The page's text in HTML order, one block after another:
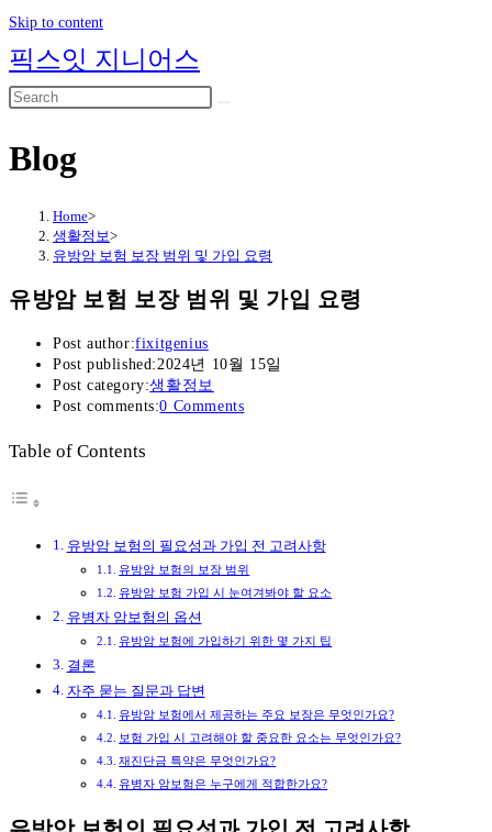
Skip to content
픽스잇 지니어스
Blog
Home>
생활정보>
유방암 보험 보장 범위 및 가입 요령
유방암 보험 보장 범위 및 가입 요령
Post author:fixitgenius
Post published:2024년 10월 15일
Post category:생활정보
Post comments:0 Comments
Table of Contents
유방암 보험의 필요성과 가입 전 고려사항
유방암 보험의 보장 범위
유방암 보험 가입 시 눈여겨봐야 할 요소
유병자 암보험의 옵션
유방암 보험에 가입하기 위한 몇 가지 팁
결론
자주 묻는 질문과 답변
유방암 보험에서 제공하는 주요 보장은 무엇인가요?
보험 가입 시 고려해야 할 중요한 요소는 무엇인가요?
재진단금 특약은 무엇인가요?
유병자 암보험은 누구에게 적합한가요?